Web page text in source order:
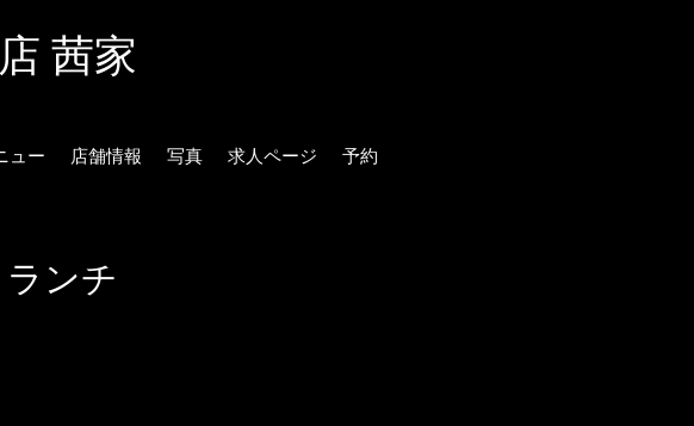
茜家
ュー 店舗情報 写真 求人ページ 予約
ンチ